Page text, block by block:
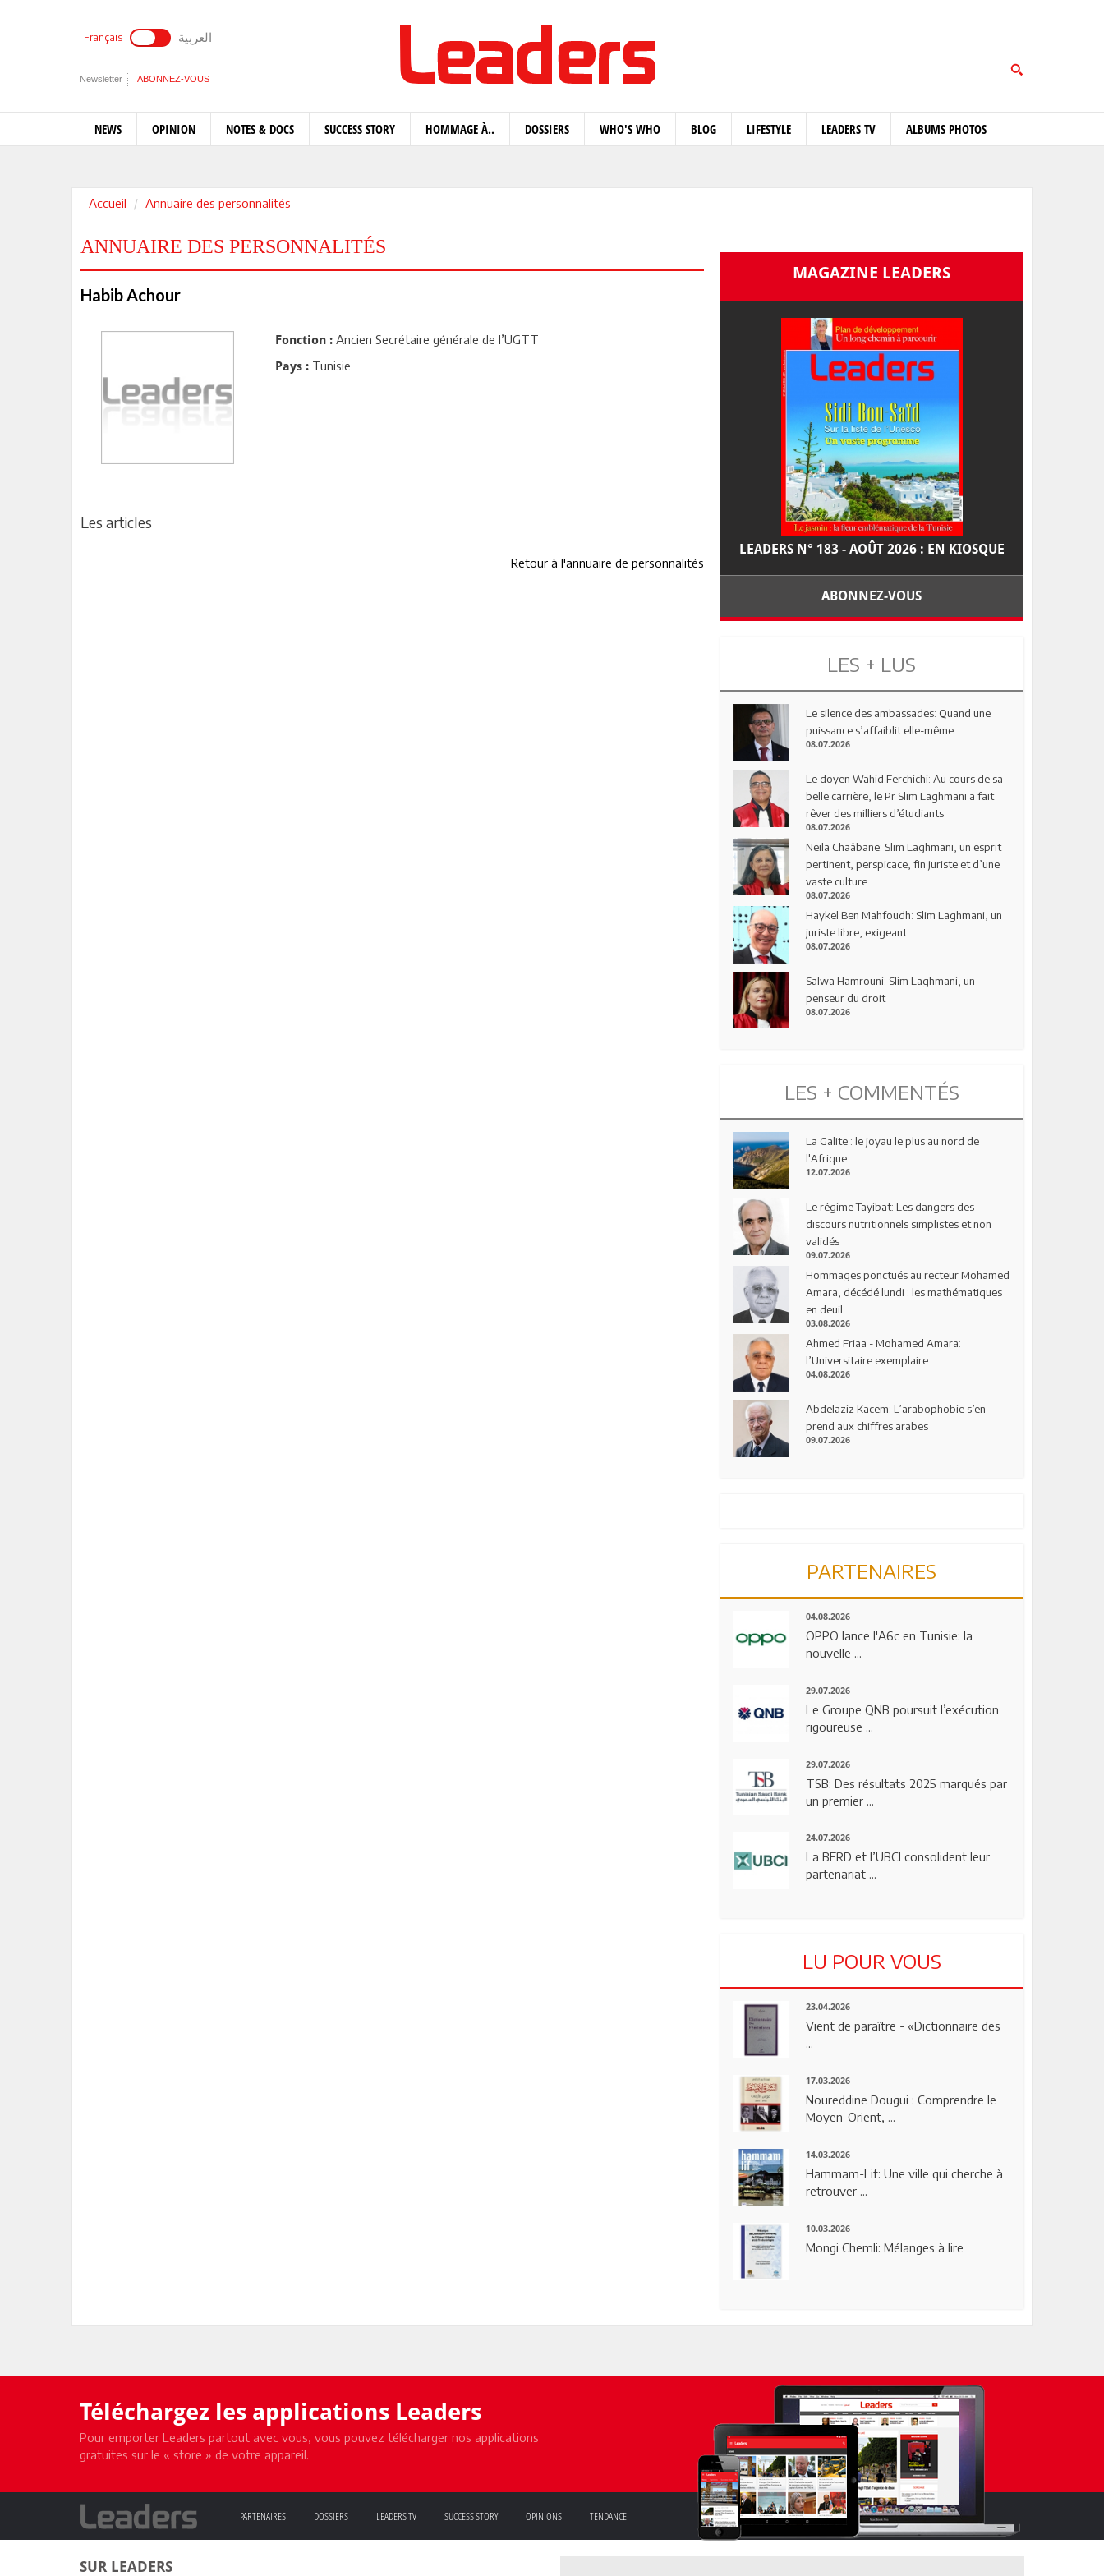
Français العربية
Newsletter ABONNEZ-VOUS
NEWS OPINION NOTES & DOCS SUCCESS STORY HOMMAGE À.. DOSSIERS WHO'S WHO BLOG LIFESTYLE LEADERS TV ALBUMS PHOTOS
Accueil Annuaire des personnalités
ANNUAIRE DES PERSONNALITÉS
Habib Achour
Fonction : Ancien Secrétaire générale de l’UGTT
Pays : Tunisie
Les articles
Retour à l'annuaire de personnalités
MAGAZINE LEADERS
LEADERS N° 183 - AOÛT 2026 : EN KIOSQUE
ABONNEZ-VOUS
LES + LUS
Le silence des ambassades: Quand une
puissance s’affaiblit elle-même
08.07.2026
Le doyen Wahid Ferchichi: Au cours de sa
belle carrière, le Pr Slim Laghmani a fait
rêver des milliers d’étudiants
08.07.2026
Neila Chaâbane: Slim Laghmani, un esprit
pertinent, perspicace, fin juriste et d’une
vaste culture
08.07.2026
Haykel Ben Mahfoudh: Slim Laghmani, un
juriste libre, exigeant
08.07.2026
Salwa Hamrouni: Slim Laghmani, un
penseur du droit
08.07.2026
LES + COMMENTÉS
La Galite : le joyau le plus au nord de
l'Afrique
12.07.2026
Le régime Tayibat: Les dangers des
discours nutritionnels simplistes et non
validés
09.07.2026
Hommages ponctués au recteur Mohamed
Amara, décédé lundi : les mathématiques
en deuil
03.08.2026
Ahmed Friaa - Mohamed Amara:
l’Universitaire exemplaire
04.08.2026
Abdelaziz Kacem: L’arabophobie s’en
prend aux chiffres arabes
09.07.2026
PARTENAIRES
04.08.2026
OPPO lance l'A6c en Tunisie: la
nouvelle ...
29.07.2026
Le Groupe QNB poursuit l’exécution
rigoureuse ...
29.07.2026
TSB: Des résultats 2025 marqués par
un premier ...
24.07.2026
La BERD et l’UBCI consolident leur
partenariat ...
LU POUR VOUS
23.04.2026
Vient de paraître - «Dictionnaire des
...
17.03.2026
Noureddine Dougui : Comprendre le
Moyen-Orient, ...
14.03.2026
Hammam-Lif: Une ville qui cherche à
retrouver ...
10.03.2026
Mongi Chemli: Mélanges à lire
Téléchargez les applications Leaders
Pour emporter Leaders partout avec vous, vous pouvez télécharger nos applications
gratuites sur le « store » de votre appareil.
PARTENAIRES DOSSIERS LEADERS TV SUCCESS STORY OPINIONS TENDANCE
SUR LEADERS